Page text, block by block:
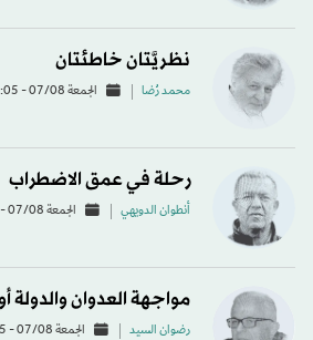
نظريَّتان خاطئتان
محمد رُضا الجمعة 07/08 - 00:05
رحلة في عمق الاضطراب
أنطوان الدويهي الجمعة 07/08 - 00:05
مواجهة العدوان والدولة
رضوان السيد الجمعة 07/08 - 00:05